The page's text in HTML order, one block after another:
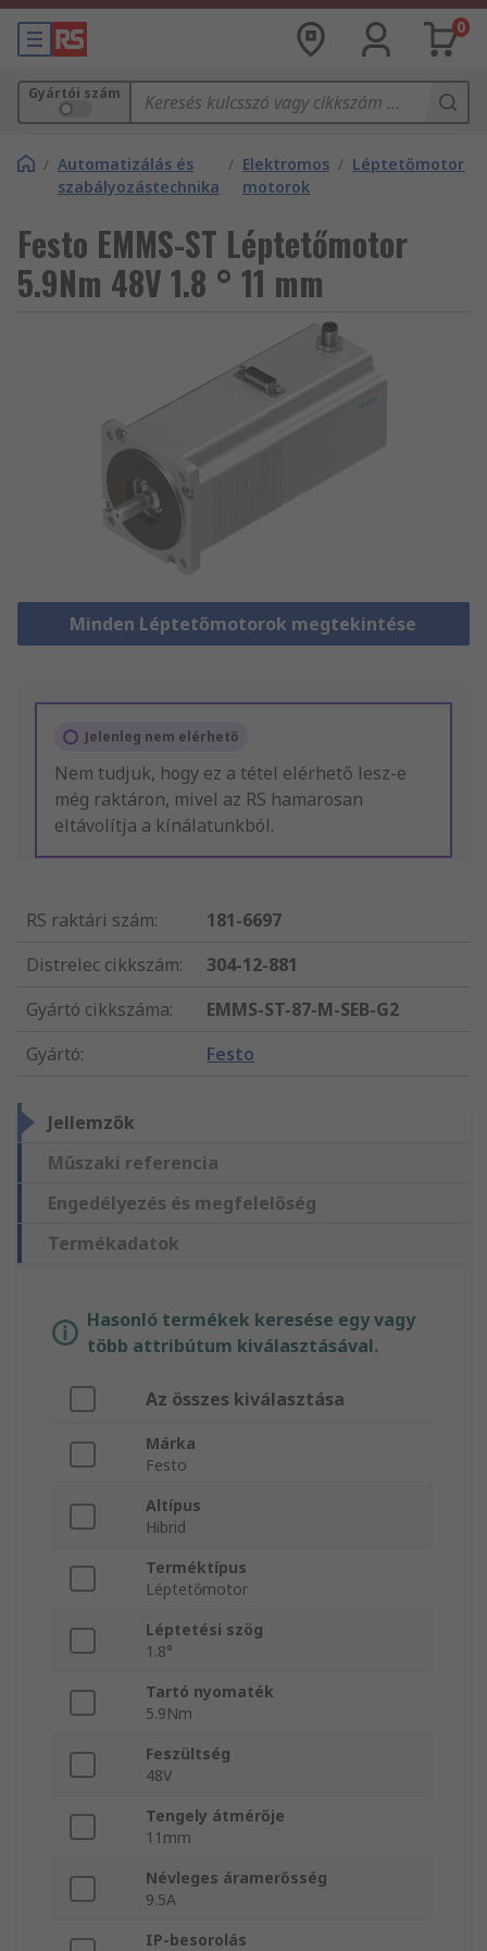
0
Gyártói szám
/ Automatizálás és
szabályozástechnika
/ Elektromos
motorok
/ Léptetőmotorok
Festo EMMS-ST Léptetőmotor
5.9Nm 48V 1.8 ° 11 mm
Minden Léptetőmotorok megtekintése
Jelenleg nem elérhető
Nem tudjuk, hogy ez a tétel elérhető lesz-e
még raktáron, mivel az RS hamarosan
eltávolítja a kínálatunkból.
RS raktári szám:
181-6697
Distrelec cikkszám:
304-12-881
Gyártó cikkszáma:
EMMS-ST-87-M-SEB-G2
Gyártó: Festo
Jellemzők
Műszaki referencia
Engedélyezés és megfelelőség
Termékadatok
Hasonló termékek keresése egy vagy
több attribútum kiválasztásával.
Az összes kiválasztása
Márka
Festo
Altípus
Hibrid
Terméktípus
Léptetőmotor
Léptetési szög
1.8°
Tartó nyomaték
5.9Nm
Feszültség
48V
Tengely átmérője
11mm
Névleges áramerősség
9.5A
IP-besorolás